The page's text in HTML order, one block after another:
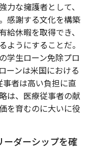
力な擁護者として、
感謝する文化を構築
給休暇を取得でき、
ようにすることだ。
学生ローン免除プロ
ーンは米国における
事者は高い負担に直
は、医療従事者の献
を育むのに大いに役
ーダーシップを確